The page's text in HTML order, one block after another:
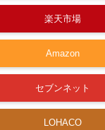
楽天市場
Amazon
セブンネット
LOHACO